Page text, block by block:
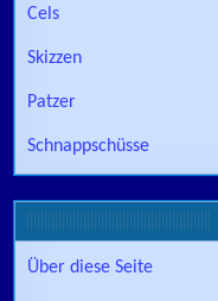
Cels
Skizzen
Patzer
Schnappschüsse
Über diese Seite